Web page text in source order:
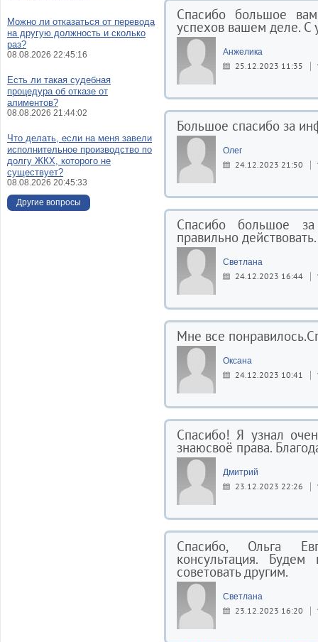
Спасибо большое
успехов вашем деле.
Анжелика
25.12.2023 11:35
Большое спасибо за
Олег
24.12.2023 21:50
Спасибо большое
правильно действовать.
Светлана
24.12.2023 16:44
Мне все
Оксана
24.12.2023 10:41
Спасибо! Я узнал
знаюсвоё права.
Дмитрий
23.12.2023 22:26
Спасибо, Ольга
консультация.
советовать другим.
Светлана
23.12.2023 16:20
Можно ли отказаться от перевода
на другую должность и сколько
раз?
08.08.2026 22:45:16
Есть ли такая судебная
процедура об отказе от
алиментов?
08.08.2026 21:44:02
Что делать, если на меня завели
исполнительное производство по
долгу ЖКХ, которого не
существует?
08.08.2026 20:45:33
Другие вопросы